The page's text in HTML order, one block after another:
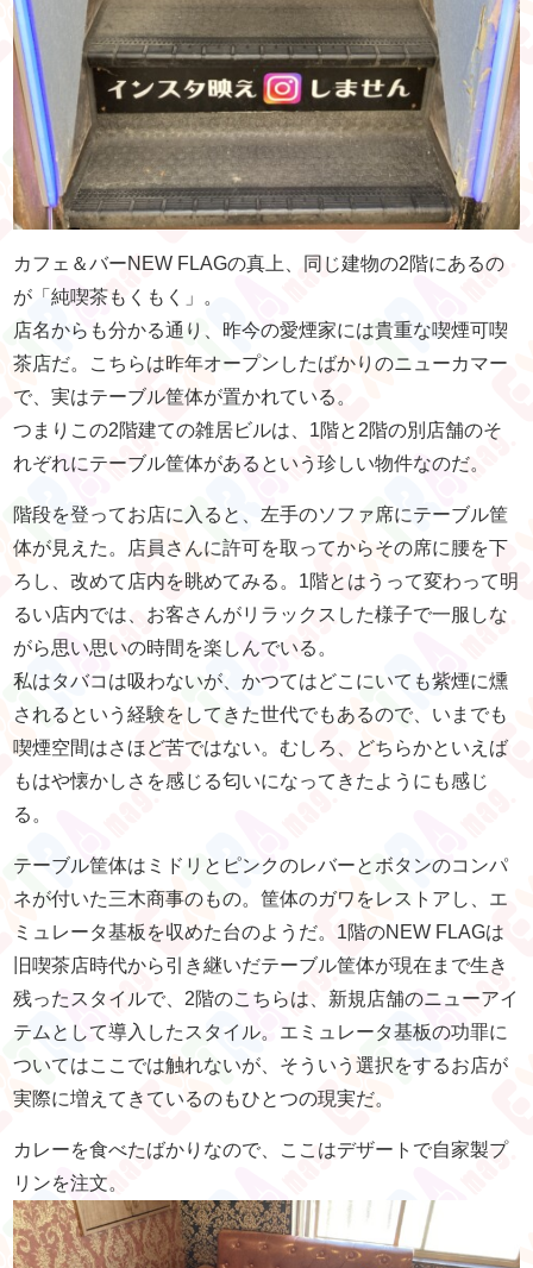
カフェ＆バーNEW FLAGの真上、同じ建物の2階にあるの
が「純喫茶もくもく」。
店名からも分かる通り、昨今の愛煙家には貴重な喫煙可喫
茶店だ。こちらは昨年オープンしたばかりのニューカマー
で、実はテーブル筐体が置かれている。
つまりこの2階建ての雑居ビルは、1階と2階の別店舗のそ
れぞれにテーブル筐体があるという珍しい物件なのだ。
階段を登ってお店に入ると、左手のソファ席にテーブル筐
体が見えた。店員さんに許可を取ってからその席に腰を下
ろし、改めて店内を眺めてみる。1階とはうって変わって明
るい店内では、お客さんがリラックスした様子で一服しな
がら思い思いの時間を楽しんでいる。
私はタバコは吸わないが、かつてはどこにいても紫煙に燻
されるという経験をしてきた世代でもあるので、いまでも
喫煙空間はさほど苦ではない。むしろ、どちらかといえば
もはや懐かしさを感じる匂いになってきたようにも感じ
る。
テーブル筐体はミドリとピンクのレバーとボタンのコンパ
ネが付いた三木商事のもの。筐体のガワをレストアし、エ
ミュレータ基板を収めた台のようだ。1階のNEW FLAGは
旧喫茶店時代から引き継いだテーブル筐体が現在まで生き
残ったスタイルで、2階のこちらは、新規店舗のニューアイ
テムとして導入したスタイル。エミュレータ基板の功罪に
ついてはここでは触れないが、そういう選択をするお店が
実際に増えてきているのもひとつの現実だ。
カレーを食べたばかりなので、ここはデザートで自家製プ
リンを注文。